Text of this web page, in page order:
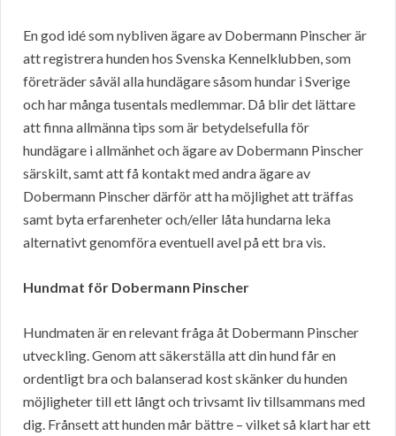
En god idé som nybliven ägare av Dobermann Pinscher är
att registrera hunden hos Svenska Kennelklubben, som
företräder såväl alla hundägare såsom hundar i Sverige
och har många tusentals medlemmar. Då blir det lättare
att finna allmänna tips som är betydelsefulla för
hundägare i allmänhet och ägare av Dobermann Pinscher
särskilt, samt att få kontakt med andra ägare av
Dobermann Pinscher därför att ha möjlighet att träffas
samt byta erfarenheter och/eller låta hundarna leka
alternativt genomföra eventuell avel på ett bra vis.
Hundmat för Dobermann Pinscher
Hundmaten är en relevant fråga åt Dobermann Pinscher
utveckling. Genom att säkerställa att din hund får en
ordentligt bra och balanserad kost skänker du hunden
möjligheter till ett långt och trivsamt liv tillsammans med
dig. Frånsett att hunden mår bättre – vilket så klart har ett